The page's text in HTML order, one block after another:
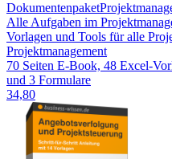
Dokumentenpaket
Alle Aufgaben im
Vorlagen und Tools für alle
Projektmanagement
70 Seiten E-Book, 48 Excel-
und 3 Formulare
34,80